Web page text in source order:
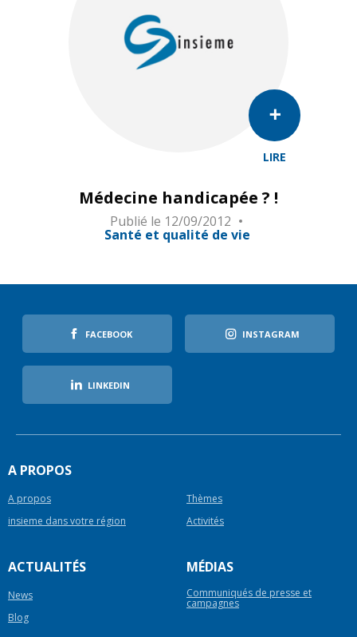
LIRE
Médecine handicapée ? !
Publié le 12/09/2012
Santé et qualité de vie
FACEBOOK INSTAGRAM
LINKEDIN
A PROPOS
A propos
Thèmes
insieme dans votre région
Activités
ACTUALITÉS
News
Blog
MÉDIAS
Communiqués de presse et
campagnes